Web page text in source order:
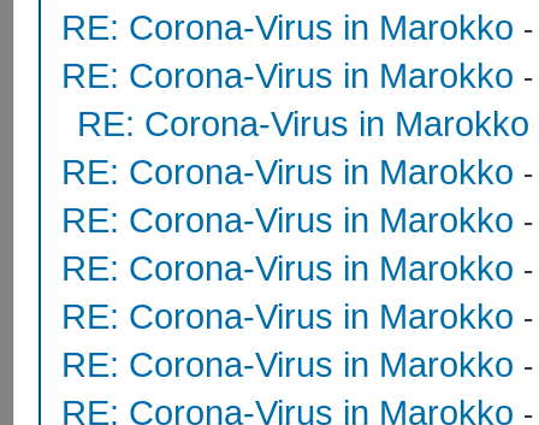
RE: Corona-Virus in Marokko
RE: Corona-Virus in Marokko
RE: Corona-Virus in Marokko
RE: Corona-Virus in Marokko
RE: Corona-Virus in Marokko
RE: Corona-Virus in Marokko
RE: Corona-Virus in Marokko
RE: Corona-Virus in Marokko
RE: Corona-Virus in Marokko